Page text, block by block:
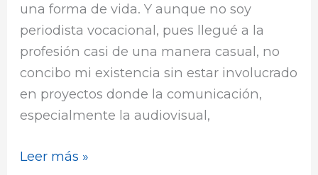
una forma de vida. Y aunque no soy
periodista vocacional, pues llegué a la
profesión casi de una manera casual, no
concibo mi existencia sin estar involucrado
en proyectos donde la comunicación,
especialmente la audiovisual,
Leer más »